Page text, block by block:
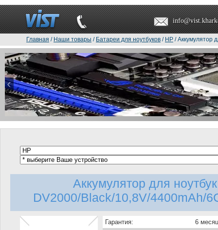
Главная / Наши товары / Батареи для ноутбуков / HP / Аккумулятор
Аккумулятор для
DV2000/Black/10,8V/4400mAh/
Гарантия:
6